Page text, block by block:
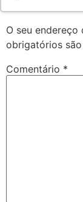
O seu
obrigatórios
Comentário *